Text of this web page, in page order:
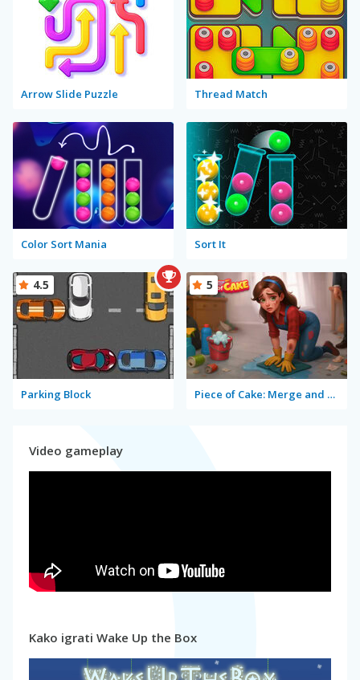
Arrow Slide Puzzle Thread Match
Color Sort Mania Sort It
Parking Block
4.5
Piece of Cake: Merge and Bake
5
Video gameplay
Kako igrati Wake Up the Box